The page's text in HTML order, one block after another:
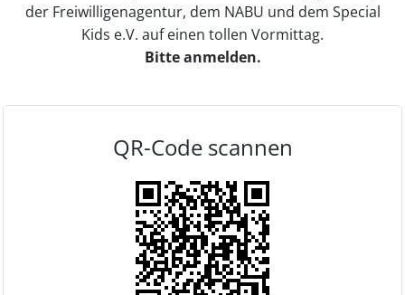
der Freiwilligenagentur, dem NABU und dem Special
Kids e.V. auf einen tollen Vormittag.
Bitte anmelden.
QR-Code scannen